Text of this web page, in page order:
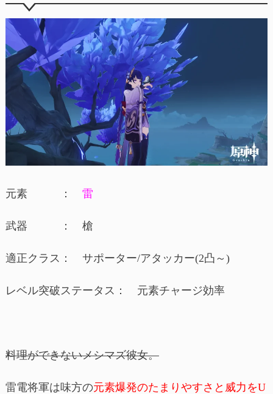
元素 ： 雷
武器 ： 槍
適正クラス： サポーター/アタッカー(2凸～)
レベル突破ステータス： 元素チャージ効率
料理ができないメシマズ彼女。
雷電将軍は味方の元素爆発のたまりやすさと威力をU